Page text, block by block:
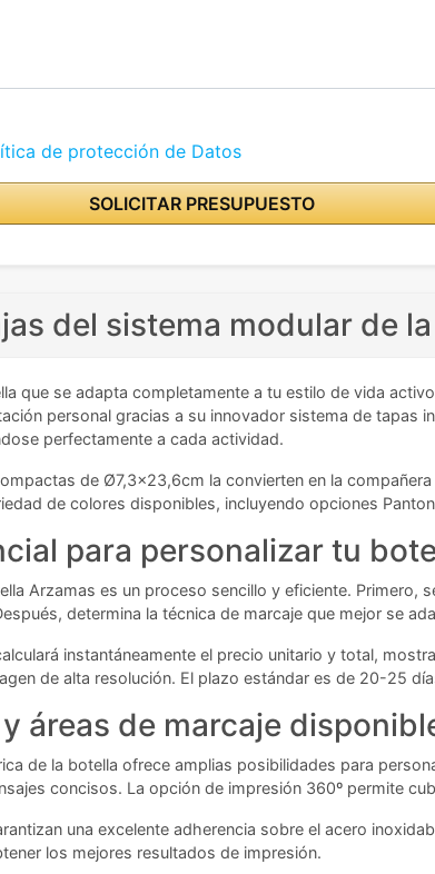
de protección de Datos
SOLICITAR PRESUPUESTO
del sistema modular de
que se adapta completamente a tu estilo de vida
personal gracias a su innovador sistema de tapas
perfectamente a cada actividad.
de Ø7,3x23,6cm la convierten en la
de colores disponibles, incluyendo opciones
para personalizar tu
Arzamas es un proceso sencillo y eficiente. Primero,
determina la técnica de marcaje que mejor se
instantáneamente el precio unitario y total,
de alta resolución. El plazo estándar es de 20-25
áreas de marcaje
de la botella ofrece amplias posibilidades para
concisos. La opción de impresión 360º permite
una excelente adherencia sobre el acero
los mejores resultados de impresión.